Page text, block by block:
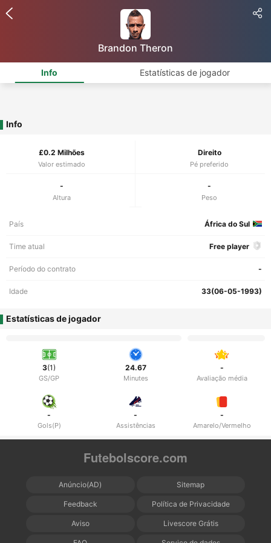
Brandon Theron
Info Estatísticas de jogador
Info
£0.2 Milhões
Valor estimado
Direito
Pé preferido
-
Altura
-
Peso
País África do Sul
Time atual Free player
Período do contrato -
Idade 33(06-05-1993)
Estatísticas de jogador
3(1)
GS/GP
24.67
Minutes
-
Avaliação média
-
Gols(P)
-
Assistências
-
Amarelo/Vermelho
Futebolscore.com
Anúncio(AD) Sitemap
Feedback Política de Privacidade
Aviso Livescore Grátis